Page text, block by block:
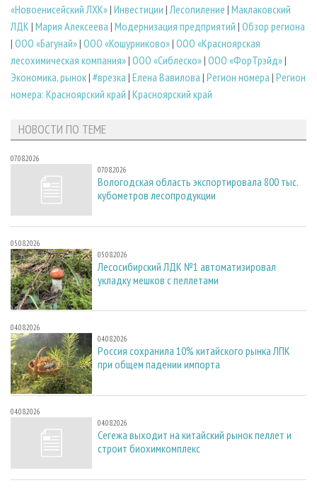
«Новоенисейский ЛХК»| Инвестиции | Лесопиление | Маклаковский
ЛДК | Мария Алексеева | Модернизация предприятий | Обзор региона
| ООО «Багунай»| ООО «Кошурниково»| ООО «Красноярская
лесохимическая компания»| ООО «Сиблеско»| ООО «ФорТрэйд»|
Экономика, рынок| #врезка | Елена Вавилова | Регион номера | Регион
номера: Красноярский край | Красноярский край
НОВОСТИ ПО ТЕМЕ
07.08.2026
07.08.2026
Вологодская область экспортировала 800 тыс.
кубометров лесопродукции
05.08.2026
05.08.2026
Лесосибирский ЛДК №1 автоматизировал
укладку мешков с пеллетами
04.08.2026
04.08.2026
Россия сохранила 10% китайского рынка ЛПК
при общем падении импорта
04.08.2026
04.08.2026
Сегежа выходит на китайский рынок пеллет и
строит биохимкомплекс